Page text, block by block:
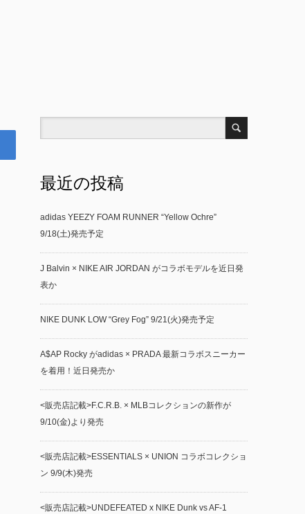
最近の投稿
adidas YEEZY FOAM RUNNER “Yellow Ochre”
9/18(土)発売予定
J Balvin × NIKE AIR JORDAN がコラボモデルを近日発
表か
NIKE DUNK LOW “Grey Fog” 9/21(火)発売予定
A$AP Rocky がadidas × PRADA 最新コラボスニーカー
を着用！近日発売か
<販売店記載>F.C.R.B. × MLBコレクションの新作が
9/10(金)より発売
<販売店記載>ESSENTIALS × UNION コラボコレクショ
ン 9/9(木)発売
<販売店記載>UNDEFEATED x NIKE Dunk vs AF-1